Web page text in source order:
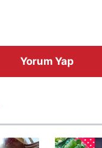
Yorum Yap